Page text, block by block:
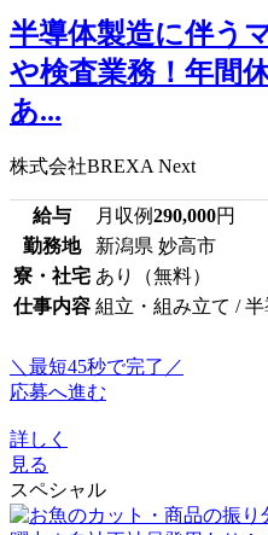
半導体製造に伴う
や検査業務！年間
あ...
株式会社BREXA Next
給与 月収例290,000円
勤務地
新潟県 妙高市
寮・社宅 あり（無料）
仕事内容 組立・組み立て /
＼最短45秒で完了／
応募へ進む
詳しく
見る
スペシャル